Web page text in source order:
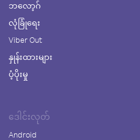
ဘလော့ဂ်
လုံခြုံရေး
Viber Out
နှုန်းထားများ
ပံ့ပိုးမှု
ဒေါင်းလုတ်
Android